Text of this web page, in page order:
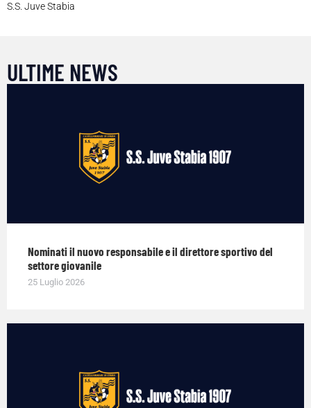
S.S. Juve Stabia
ULTIME NEWS
Nominati il nuovo responsabile e il direttore sportivo del
settore giovanile
25 Luglio 2026